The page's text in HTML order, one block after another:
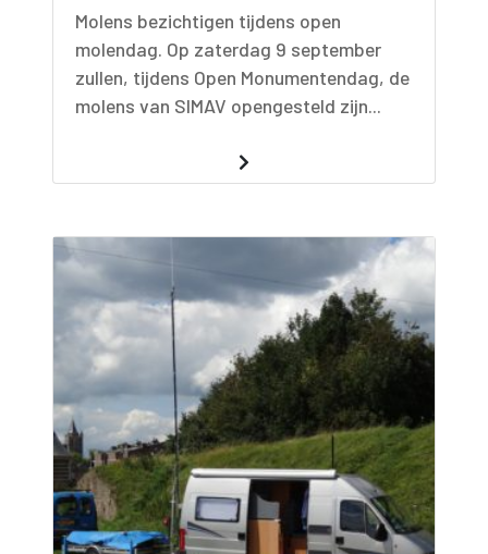
Molens bezichtigen tijdens open
molendag. Op zaterdag 9 september
zullen, tijdens Open Monumentendag, de
molens van SIMAV opengesteld zijn...